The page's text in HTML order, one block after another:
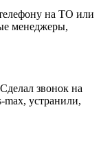
на ТО или
менеджеры,
звонок на
max, устранили,